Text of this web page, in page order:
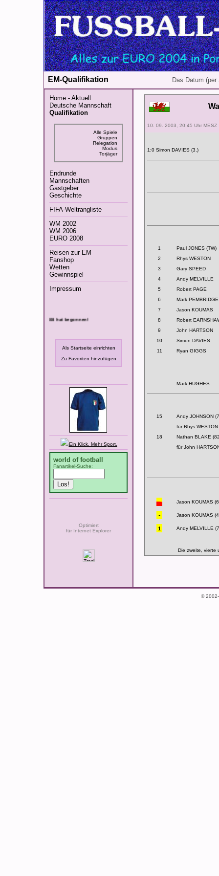
EM-Qualifikation Das Datum
Home - Aktuell
Deutsche Mannschaft
Qualifikation
Alle Spiele
Gruppen
Relegation
Modus
Torjäger
Endrunde
Mannschaften
Gastgeber
Geschichte
FIFA-Weltrangliste
WM 2002
WM 2006
EURO 2008
Reisen zur EM
Fanshop
Wetten
Gewinnspiel
Impressum
Fußball-EM 2008 hat begonnen!
Als Startseite einrichten
Zu Favoriten hinzufügen
Ein Klick. Mehr Sport.
world of football
Fanartikel-Suche:
Optimiert
für Internet Explorer
10. 09. 2003, 20:45 Uhr MESZ
1:0 Simon DAVIES (3.)
1
Paul JONES (TW)
2
Rhys WESTON
3
Gary SPEED
4
Andy MELVILLE
5
Robert PAGE
6
Mark PEMBRIDGE
7
Jason KOUMAS
8
Robert
9
John HARTSON
10
Simon DAVIES
11
Ryan GIGGS
Mark HUGHES
15
Andy JOHNSON
für Rhys WESTON
18
Nathan BLAKE
für John
Jason KOUMAS
Jason KOUMAS
Andy MELVILLE
Die zweite, vierte
©